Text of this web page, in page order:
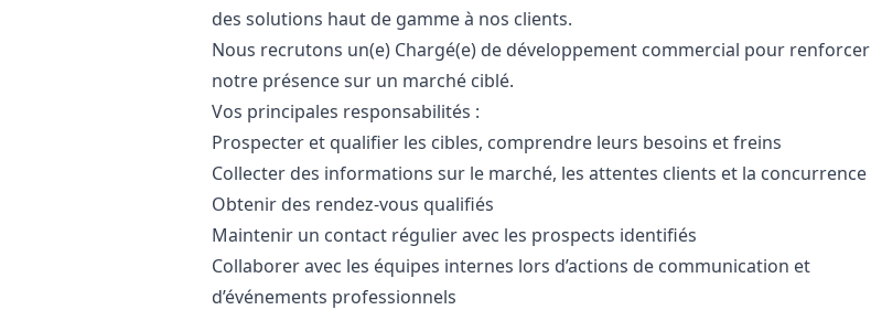
des solutions haut de gamme à nos clients.
Nous recrutons un(e) Chargé(e) de développement commercial pour renforcer
notre présence sur un marché ciblé.
Vos principales responsabilités :
Prospecter et qualifier les cibles, comprendre leurs besoins et freins
Collecter des informations sur le marché, les attentes clients et la concurrence
Obtenir des rendez-vous qualifiés
Maintenir un contact régulier avec les prospects identifiés
Collaborer avec les équipes internes lors d’actions de communication et
d’événements professionnels